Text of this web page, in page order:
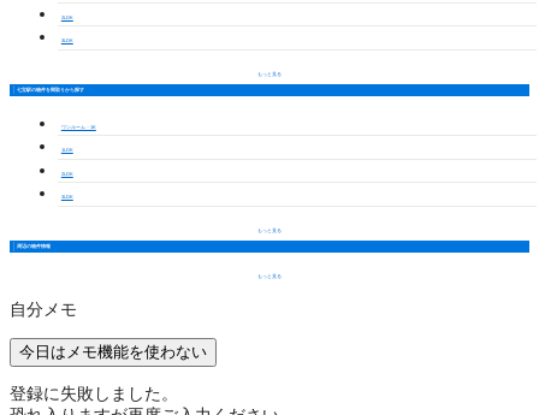
2LDK
3LDK
もっと見る
七宝駅の物件を間取りから探す
ワンルーム・1K
1LDK
2LDK
3LDK
もっと見る
周辺の物件情報
もっと見る
自分メモ
今日はメモ機能を使わない
登録に失敗しました。